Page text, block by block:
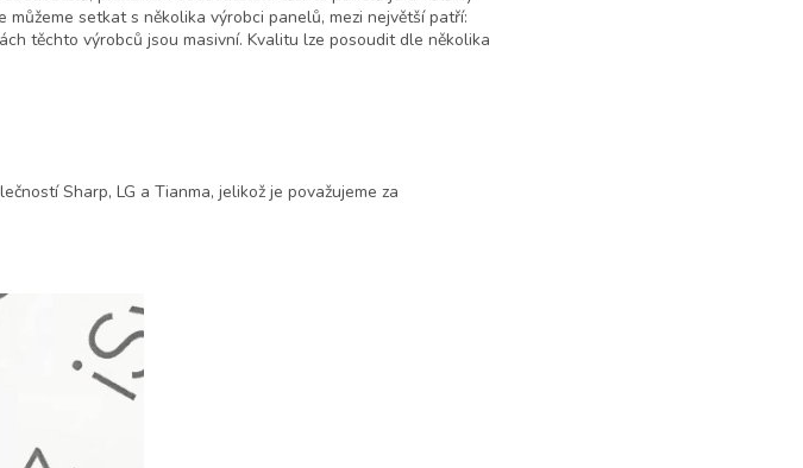
setkat s několika výrobci panelů, mezi největší patří:
těchto výrobců jsou masivní. Kvalitu lze posoudit dle několika
Sharp, LG a Tianma, jelikož je považujeme za